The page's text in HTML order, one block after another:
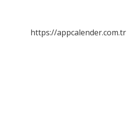
https://appcalender.com.tr